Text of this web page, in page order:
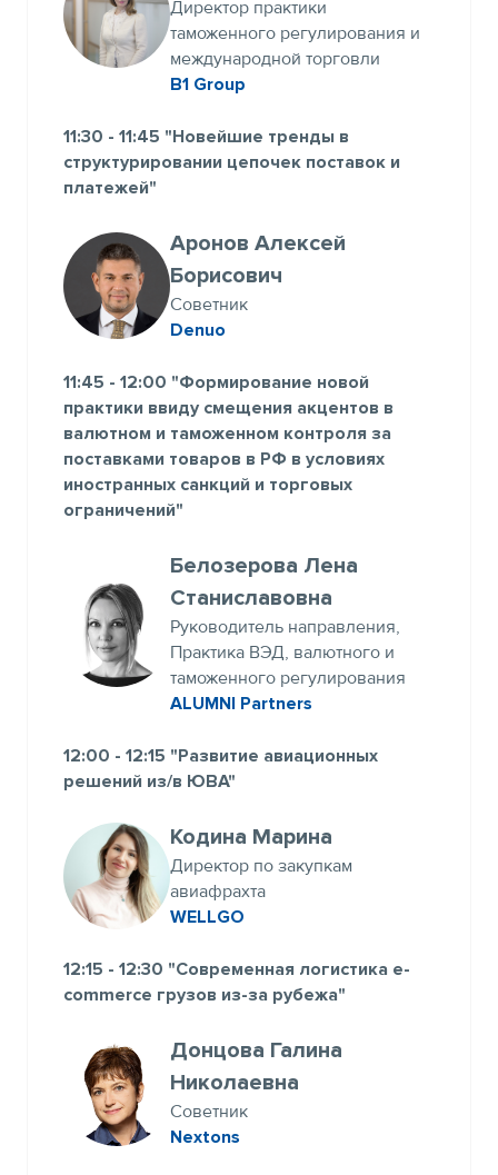
Директор практики
таможенного регулирования и
международной торговли
В1 Group
11:30 - 11:45 "Новейшие тренды в
структурировании цепочек поставок и
платежей"
Аронов Алексей
Борисович
Советник
Denuo
11:45 - 12:00 "Формирование новой
практики ввиду смещения акцентов в
валютном и таможенном контроля за
поставками товаров в РФ в условиях
иностранных санкций и торговых
ограничений"
Белозерова Лена
Станиславовна
Руководитель направления,
Практика ВЭД, валютного и
таможенного регулирования
ALUMNI Partners
12:00 - 12:15 "Развитие авиационных
решений из/в ЮВА"
Кодина Марина
Директор по закупкам
авиафрахта
WELLGO
12:15 - 12:30 "Современная логистика e-
commerce грузов из-за рубежа"
Донцова Галина
Николаевна
Советник
Nextons